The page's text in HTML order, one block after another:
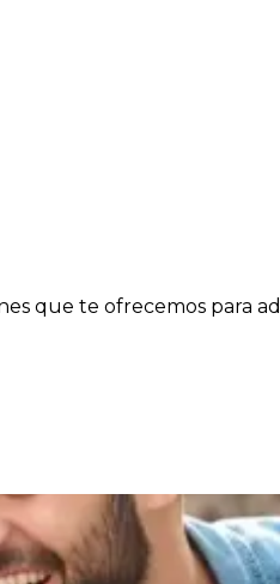
que te ofrecemos para